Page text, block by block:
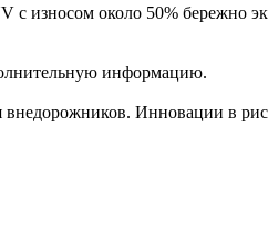
около 50% бережно
информацию.
Инновации в